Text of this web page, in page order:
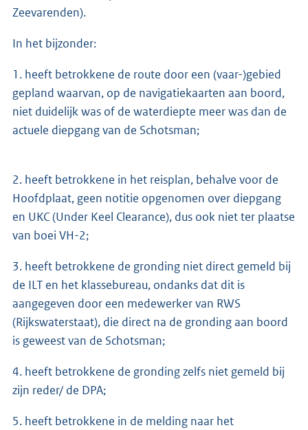
Zeevarenden).
In het bijzonder:
1. heeft betrokkene de route door een (vaar-)gebied
gepland waarvan, op de navigatiekaarten aan boord,
niet duidelijk was of de waterdiepte meer was dan de
actuele diepgang van de Schotsman;
2. heeft betrokkene in het reisplan, behalve voor de
Hoofdplaat, geen notitie opgenomen over diepgang
en UKC (Under Keel Clearance), dus ook niet ter plaatse
van boei VH-2;
3. heeft betrokkene de gronding niet direct gemeld bij
de ILT en het klassebureau, ondanks dat dit is
aangegeven door een medewerker van RWS
(Rijkswaterstaat), die direct na de gronding aan boord
is geweest van de Schotsman;
4. heeft betrokkene de gronding zelfs niet gemeld bij
zijn reder/ de DPA;
5. heeft betrokkene in de melding naar het